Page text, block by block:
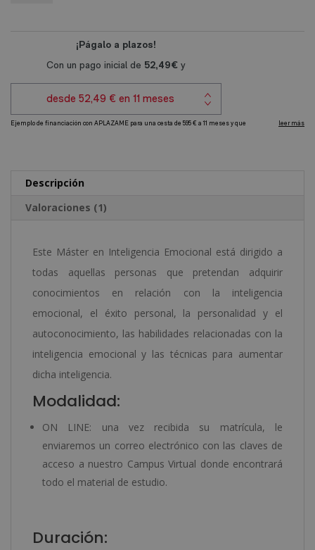
t
Descripción
Valoraciones (1)
Este Máster en Inteligencia Emocional está dirigido a
todas aquellas personas que pretendan adquirir
conocimientos en relación con la inteligencia
emocional, el éxito personal, la personalidad y el
autoconocimiento, las habilidades relacionadas con la
inteligencia emocional y las técnicas para aumentar
dicha inteligencia.
Modalidad:
ON LINE: una vez recibida su matrícula, le
enviaremos un correo electrónico con las claves de
acceso a nuestro Campus Virtual donde encontrará
todo el material de estudio.
Duración: